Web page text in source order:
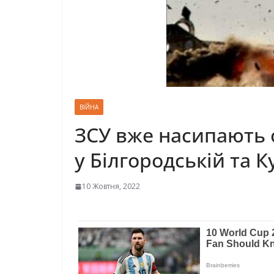
ВІЙНА
ЗСУ вже насипають
у Білгородській та
10 Жовтня, 2022